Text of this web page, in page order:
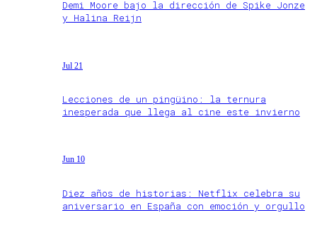
Demi Moore bajo la dirección de Spike Jonze
y Halina Reijn
Jul 21
Lecciones de un pingüino: la ternura
inesperada que llega al cine este invierno
Jun 10
Diez años de historias: Netflix celebra su
aniversario en España con emoción y orgullo